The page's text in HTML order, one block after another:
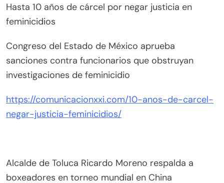
Hasta 10 años de cárcel por negar justicia en
feminicidios
Congreso del Estado de México aprueba
sanciones contra funcionarios que obstruyan
investigaciones de feminicidio
https://comunicacionxxi.com/10-anos-de-carcel-
negar-justicia-feminicidios/
Alcalde de Toluca Ricardo Moreno respalda a
boxeadores en torneo mundial en China